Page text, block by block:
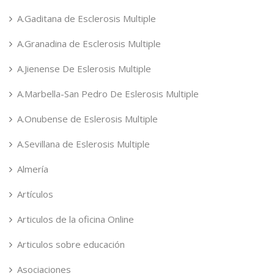
A.Gaditana de Esclerosis Multiple
A.Granadina de Esclerosis Multiple
A.Jienense De Eslerosis Multiple
A.Marbella-San Pedro De Eslerosis Multiple
A.Onubense de Eslerosis Multiple
A.Sevillana de Eslerosis Multiple
Almería
Artículos
Articulos de la oficina Online
Articulos sobre educación
Asociaciones